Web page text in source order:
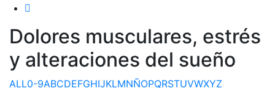
Dolores musculares, estrés
y alteraciones del sueño
ALL0-9ABCDEFGHIJKLMNÑOPQRSTUVWXYZ